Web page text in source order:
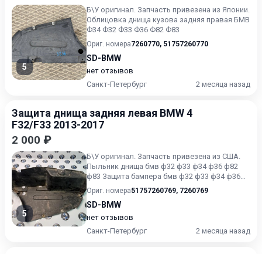
5
Б\У oригинaл. Запчасть привезена из Японии.
Облицовка днища кузова задняя правая БМВ
Ф34 Ф32 Ф33 Ф36 Ф82 Ф83
Ориг. номера7260770, 51757260770
SD-BMW
нет отзывов
Санкт-Петербург
2 месяца назад
Защита днища задняя левая BMW 4
F32/F33 2013-2017
2 000 ₽
5
Б\У oригинaл. Запчасть привезена из США.
Пыльник днища бмв ф32 ф33 ф34 ф36 ф82
ф83 Защита бампера бмв ф32 ф33 ф34 ф36
ф82 ф83
Ориг. номера51757260769, 7260769
SD-BMW
нет отзывов
Санкт-Петербург
2 месяца назад